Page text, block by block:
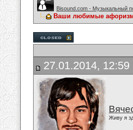
Bisound.com - Музыкальный
Ваши любимые
27.01.2014, 12:59
Живу я